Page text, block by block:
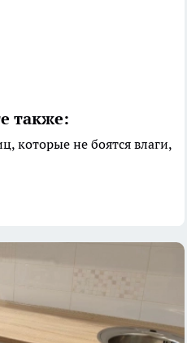
также:
которые не боятся влаги,